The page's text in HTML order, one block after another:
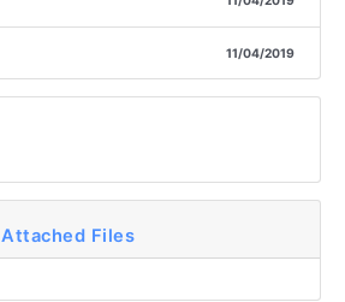
11/04/2019
Attached Files